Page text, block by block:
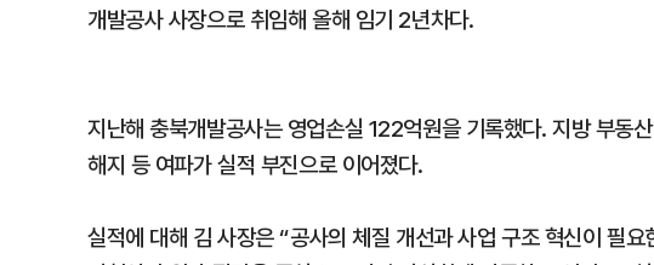
개발공사 사장으로 취임해 올해 임기 2년차다.
지난해 충북개발공사는 영업손실 122억원을 기록했다. 지방 부동
해지 등 여파가 실적 부진으로 이어졌다.
실적에 대해 김 사장은 “공사의 체질 개선과 사업 구조 혁신이 필